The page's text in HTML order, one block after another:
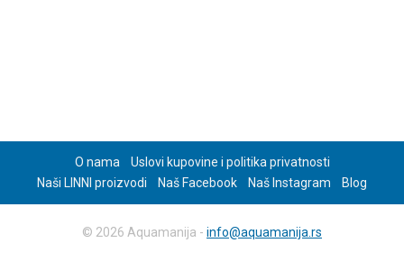
O nama
Uslovi kupovine i politika privatnosti
Naši LINNI proizvodi
Naš Facebook Naš Instagram Blog
© 2026 Aquamanija - info@aquamanija.rs